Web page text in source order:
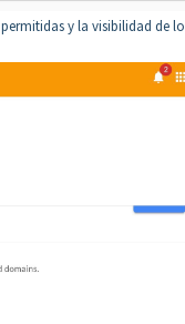
y la visibilidad de